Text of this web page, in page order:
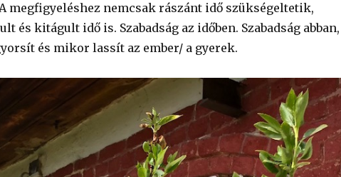
megfigyeléshez nemcsak rászánt idő szükségeltetik,
és kitágult idő is. Szabadság az időben. Szabadság abban,
és mikor lassít az ember/ a gyerek.